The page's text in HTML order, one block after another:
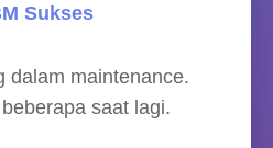
Sukses
dalam maintenance.
saat lagi.